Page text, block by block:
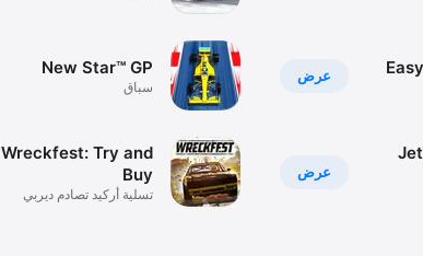
عرض
عرض
New Star™ GP
سباق
Wreckfest: Try and
Buy
تسلية أركيد تصادم ديربي